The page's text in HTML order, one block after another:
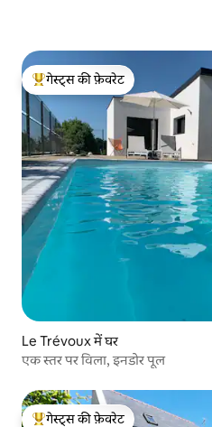
गेस्ट्स का टॉप फ़ेवरेट
गेस्ट्स की फ़ेवरेट
Le Trévoux में घर
एक स्तर पर विला, इनडोर पूल
गेस्ट्स की फ़ेवरेट